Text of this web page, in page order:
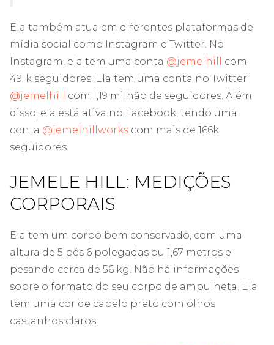
Ela também atua em diferentes plataformas de
mídia social como Instagram e Twitter. No
Instagram, ela tem uma conta @jemelhill
com
491k seguidores. Ela tem uma conta no Twitter
@jemelhill
com 1,19 milhão de seguidores. Além
disso, ela está ativa no Facebook, tendo uma
conta @jemelhillworks com mais de 166k
seguidores.
JEMELE HILL: MEDIÇÕES
CORPORAIS
Ela tem um corpo bem conservado, com uma
altura de 5 pés 6 polegadas ou 1,67 metros e
pesando cerca de 56 kg. Não há informações
sobre o formato do seu corpo de ampulheta. Ela
tem uma cor de cabelo preto com olhos
castanhos claros.